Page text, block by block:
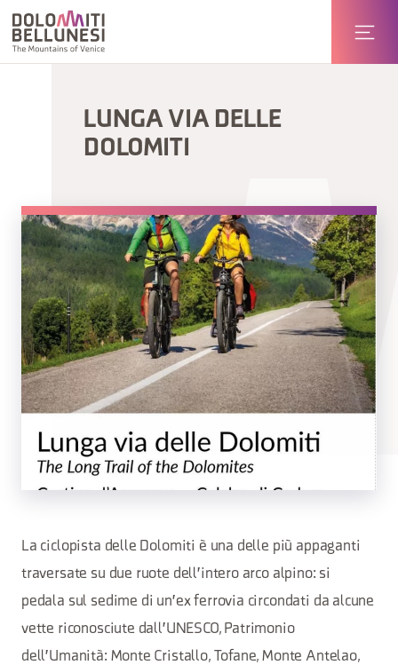
LUNGA VIA DELLE
DOLOMITI
La ciclopista delle Dolomiti è una delle più appaganti
traversate su due ruote dell'intero arco alpino: si
pedala sul sedime di un'ex ferrovia circondati da alcune
vette riconosciute dall'UNESCO, Patrimonio
dell'Umanità: Monte Cristallo, Tofane, Monte Antelao,